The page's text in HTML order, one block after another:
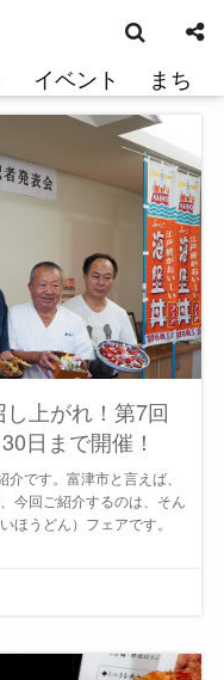
イベント まち
索
上がれ！第7回
日まで開催！
です。富津市と言えば、
今回ご紹介するのは、そん
ほうどん）フェアです。